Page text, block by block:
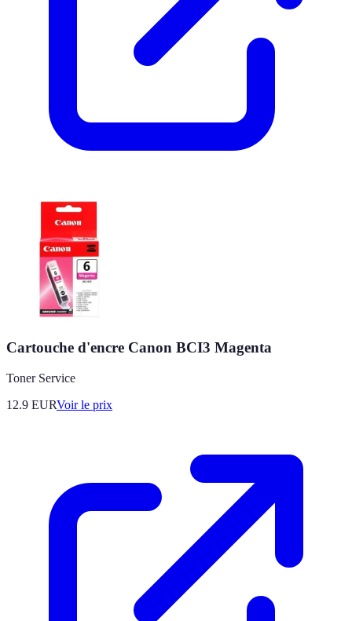
Cartouche d'encre Canon BCI3 Magenta
Toner Service
12.9 EURVoir le prix